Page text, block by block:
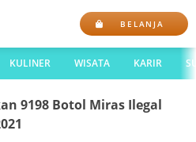
BELANJA
KULINER WISATA KARIR
9198 Botol Miras Ilegal